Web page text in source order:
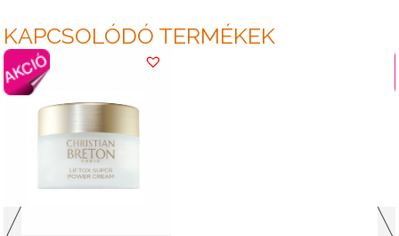
KAPCSOLÓDÓ TERMÉKEK